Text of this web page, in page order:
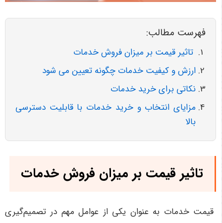
فهرست مطالب:
تاثیر قیمت بر میزان فروش خدمات
ارزش و کیفیت خدمات چگونه تعیین می شود
نکاتی برای خرید خدمات
مزایای انتخاب و خرید خدمات با قابلیت دسترسی
بالا
تاثیر قیمت بر میزان فروش خدمات
قیمت خدمات به عنوان یکی از عوامل مهم در تصمیم‌گیری